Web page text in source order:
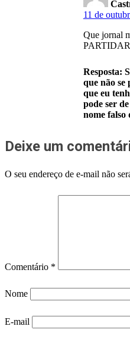
11 de
Que jornal
Resposta:
que não se
que eu
pode ser
nome falso
Deixe um
O seu endereço de e-mail não
Comentário *
Nome
E-mail